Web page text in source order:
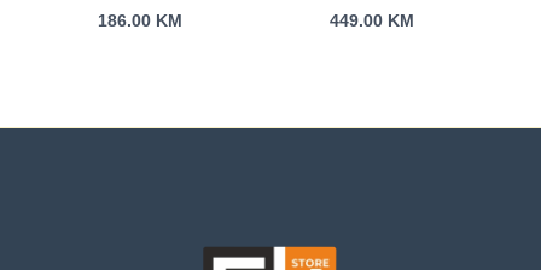
186.00 KM
LGA1700) tray
449.00 KM